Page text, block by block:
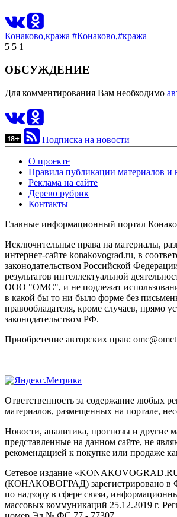
Конаково,кража #Конаково,#кража
5 5 1
ОБСУЖДЕНИЕ
Для комментирования Вам необходимо
Подписка на новости
О проекте
Правила публикации материалов и
Реклама на сайте
Дерево рубрик
Контакты
Главные информационный портал
Исключительные права на материалы,
интернет-сайте konakovograd.ru, в
законодательством Российской
результатов интеллектуальной
ООО "ОМС", и не подлежат
в какой бы то ни было форме без
правообладателя, кроме случаев, прямо
законодательством РФ.
Приобретение авторских прав:
Ответственность за содержание любых
материалов, размещенных на портале,
Новости, аналитика, прогнозы и другие
представленные на данном сайте, не
рекомендацией к покупке или продаже
Сетевое издание
(КОНАКОВОГРАД) зарегистрировано в
по надзору в сфере связи,
массовых коммуникаций 25.12.2019 г.